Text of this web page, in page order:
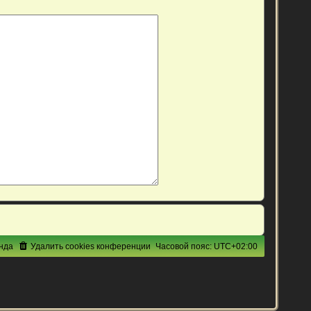
Часовой пояс:UTC+02:00
Удалить cookies конференции